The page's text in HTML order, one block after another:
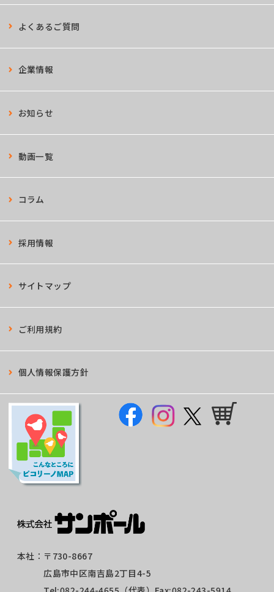
よくあるご質問
企業情報
お知らせ
動画一覧
コラム
採用情報
サイトマップ
ご利用規約
個人情報保護方針
本社： 〒730-8667
広島市中区南吉島2丁目4-5